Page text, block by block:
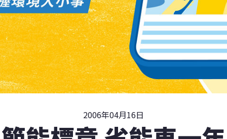
2006年04月16日